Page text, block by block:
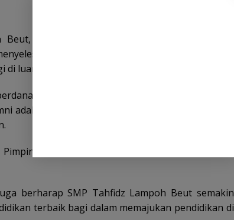
Drs. Marwan A. Jalil, dalam sambutannya
pendidikan di sekolah tersebut dapat
luar dan mampu bersaing dengan baik.
itu sebagai ajang promosi sekolah dalam
adalah promosi dayah yang paling bagus melalui
Dayah H. M. Yusuf Jamil, MA dan Kepala
berharap SMP Tahfidz Lampoh Beut semakin
terbaik bagi dalam memajukan pendidikan di